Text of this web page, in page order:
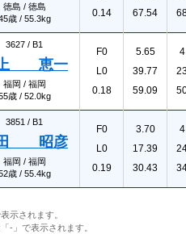
徳島 / 徳島
歳 / 55.3kg
0.14
67.54
3627 / B1
恵一
福岡 / 福岡
歳 / 52.0kg
F0
L0
0.18
5.65
39.77
59.09
3851 / B1
昭彦
福岡 / 福岡
歳 / 55.4kg
F0
L0
0.19
3.70
17.39
30.43
示されます。
-」で表示されます。